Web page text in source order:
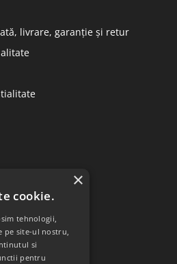
livrare, garanție și retur
cookie.
tehnologii,
pe site-ul nostru,
si
pentru
×